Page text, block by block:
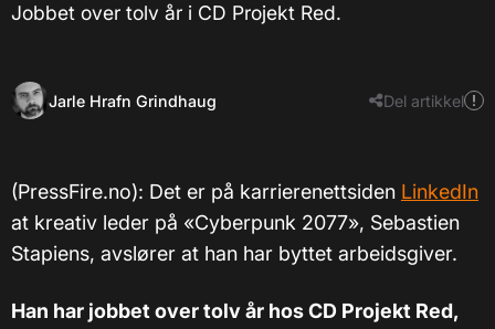
Jobbet over tolv år i CD Projekt Red.
Jarle Hrafn Grindhaug Del artikkel
(PressFire.no): Det er på karrierenettsiden LinkedIn
at kreativ leder på «Cyberpunk 2077», Sebastien
Stapiens, avslører at han har byttet arbeidsgiver.
Han har jobbet over tolv år hos CD Projekt Red,